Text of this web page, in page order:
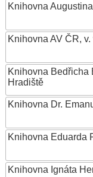
Knihovna
Knihovna AV ČR, v.
Knihovna Bedřicha
Hradiště
Knihovna Dr.
Knihovna Eduarda
Knihovna Ignáta